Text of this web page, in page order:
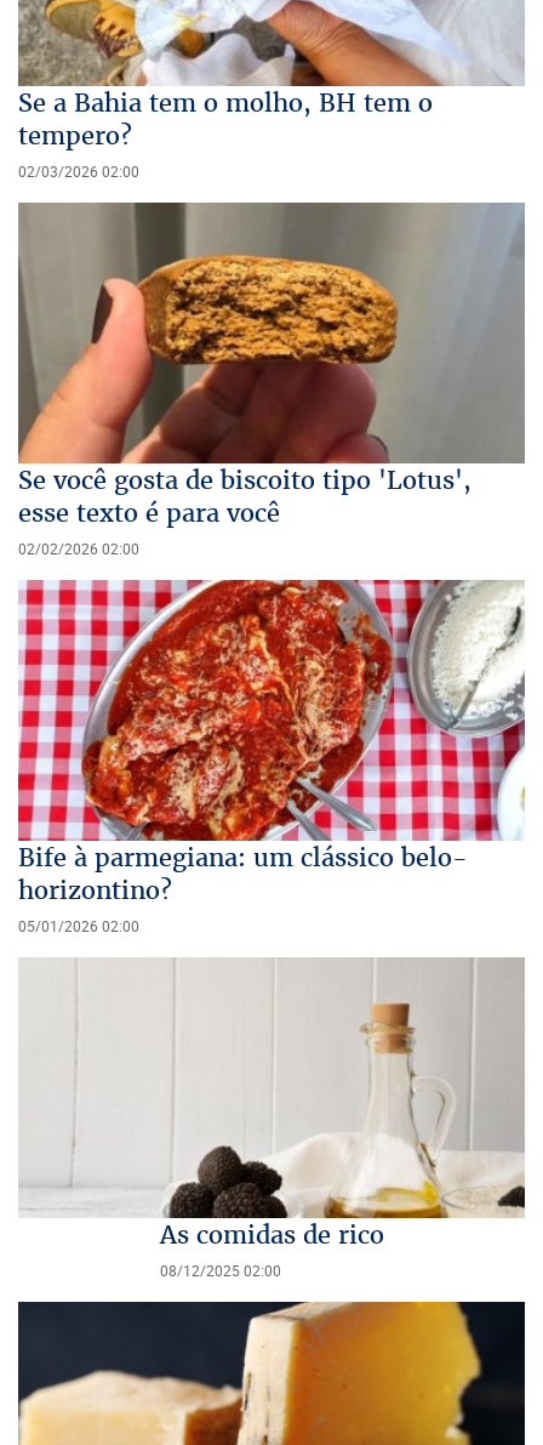
Se a Bahia tem o molho, BH tem o
tempero?
02/03/2026 02:00
Se você gosta de biscoito tipo 'Lotus',
esse texto é para você
02/02/2026 02:00
Bife à parmegiana: um clássico belo-
horizontino?
05/01/2026 02:00
As comidas de rico
08/12/2025 02:00